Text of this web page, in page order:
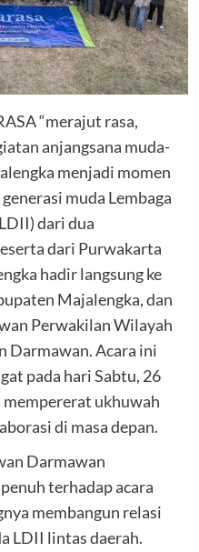
“merajut rasa,
anjangsana muda-
menjadi momen
muda Lembaga
dari dua
dari Purwakarta
hadir langsung ke
Majalengka, dan
Perwakilan Wilayah
Darmawan. Acara ini
pada hari Sabtu, 26
mempererat ukhuwah
di masa depan.
Darmawan
terhadap acara
membangun relasi
LDII lintas daerah.